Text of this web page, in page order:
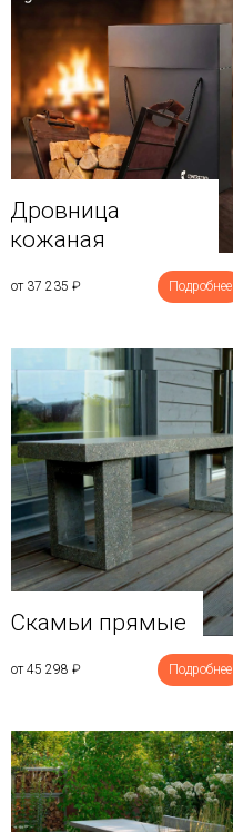
Дровница
кожаная
от 37 235 ₽ Подробнее
Скамьи прямые
от 45 298 ₽ Подробнее